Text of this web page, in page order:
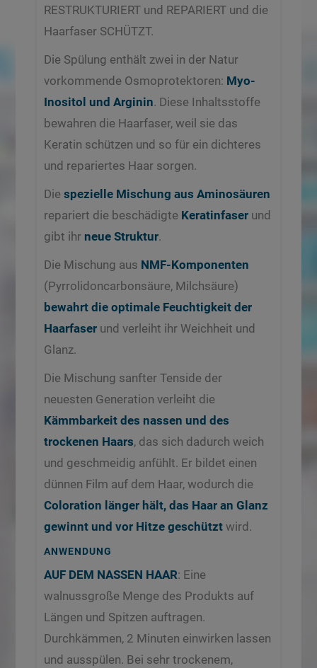
RESTRUKTURIERT und REPARIERT und die
Haarfaser SCHÜTZT.
Die Spülung enthält zwei in der Natur
vorkommende Osmoprotektoren: Myo-
Inositol und Arginin. Diese Inhaltsstoffe
bewahren die Haarfaser, weil sie das
Keratin schützen und so für ein dichteres
und repariertes Haar sorgen.
Diespezielle Mischung aus Aminosäuren
repariert die beschädigte Keratinfaser und
gibt ihr neue Struktur.
Die Mischung aus NMF-Komponenten
(Pyrrolidoncarbonsäure, Milchsäure)
bewahrt die optimale Feuchtigkeit der
Haarfaser und verleiht ihr Weichheit und
Glanz.
Die Mischung sanfter Tenside der
neuesten Generation verleiht die
Kämmbarkeit des nassen und des
trockenen Haars, das sich dadurch weich
und geschmeidig anfühlt. Er bildet einen
dünnen Film auf dem Haar, wodurch die
Coloration länger hält, das Haar an Glanz
gewinnt und vor Hitze geschützt wird.
ANWENDUNG
AUF DEM NASSEN HAAR: Eine
walnussgroße Menge des Produkts auf
Längen und Spitzen auftragen.
Durchkämmen, 2 Minuten einwirken lassen
und ausspülen. Bei sehr trockenem,